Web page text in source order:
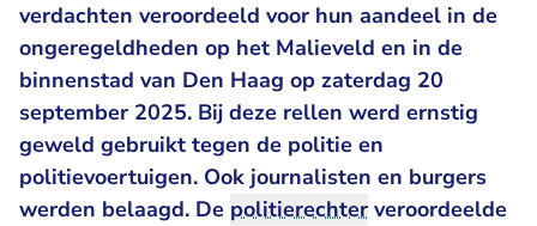
verdachten veroordeeld voor hun aandeel in de
ongeregeldheden op het Malieveld en in de
binnenstad van Den Haag op zaterdag 20
september 2025. Bij deze rellen werd ernstig
geweld gebruikt tegen de politie en
politievoertuigen. Ook journalisten en burgers
werden belaagd. De politierechter veroordeelde